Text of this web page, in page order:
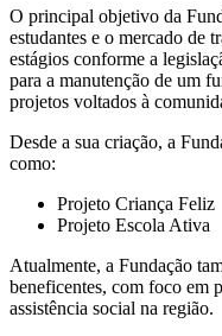
O principal objetivo da
estudantes e o mercado de
estágios conforme a
para a manutenção de um
projetos voltados à
Desde a sua criação, a
como:
Projeto Criança Feliz
Projeto Escola Ativa
Atualmente, a Fundação
beneficentes, com foco em
assistência social na região.